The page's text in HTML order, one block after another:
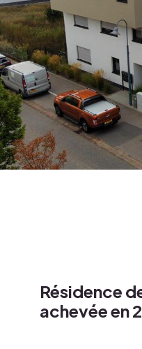
Résidence
achevée en